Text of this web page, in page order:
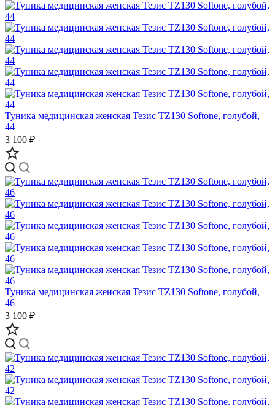
Туника медицинская женская Тезис TZ130 Softone, голубой,
44
3 100 ₽
Туника медицинская женская Тезис TZ130 Softone, голубой,
46
3 100 ₽